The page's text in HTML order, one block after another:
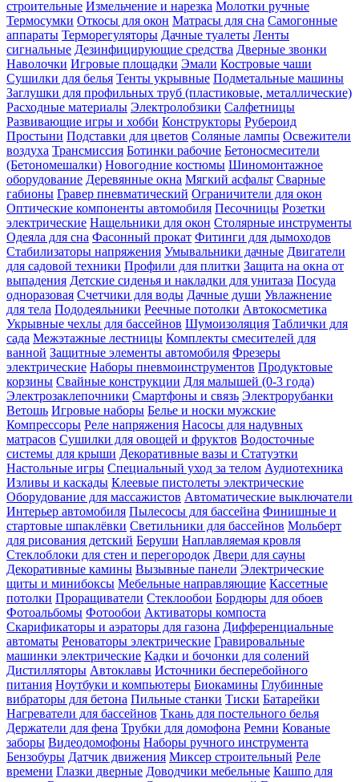
строительные Измельчение и нарезка Молотки ручные
Термосумки Откосы для окон Матрасы для сна Самогонные
аппараты Терморегуляторы Дачные туалеты Ленты
сигнальные Дезинфицирующие средства Дверные звонки
Наволочки Игровые площадки Эмали Костровые чаши
Сушилки для белья Тенты укрывные Подметальные машины
Заглушки для профильных труб (пластиковые, металлические)
Расходные материалы Электролобзики Салфетницы
Развивающие игры и хобби Конструкторы Рубероид
Простыни Подставки для цветов Соляные лампы Освежители
воздуха Трансмиссия Ботинки рабочие Бетоносмесители
(Бетономешалки) Новогодние костюмы Шиномонтажное
оборудование Деревянные окна Мягкий асфальт Сварные
габионы Гравер пневматический Ограничители для окон
Оптические компоненты автомобиля Песочницы Розетки
электрические Нащельники для окон Столярные инструменты
Одеяла для сна Фасонный прокат Фитинги для дымоходов
Стабилизаторы напряжения Умывальники дачные Двигатели
для садовой техники Профили для плитки Защита на окна от
выпадения Детские сиденья и накладки для унитаза Посуда
одноразовая Счетчики для воды Дачные души Увлажнение
для тела Пододеяльники Реечные потолки Автокосметика
Укрывные чехлы для бассейнов Шумоизоляция Таблички для
сада Межэтажные лестницы Комплекты смесителей для
ванной Защитные элементы автомобиля Фрезеры
электрические Наборы пневмоинструментов Продуктовые
корзины Свайные конструкции Для малышей (0-3 года)
Электрозаклепочники Смартфоны и связь Электрорубанки
Ветошь Игровые наборы Белье и носки мужские
Компрессоры Реле напряжения Насосы для надувных
матрасов Сушилки для овощей и фруктов Водосточные
системы для крыши Декоративные вазы и Статуэтки
Настольные игры Специальный уход за телом Аудиотехника
Изливы и каскады Клеевые пистолеты электрические
Оборудование для массажистов Автоматические выключатели
Интерьер автомобиля Пылесосы для бассейна Финишные и
стартовые шпаклёвки Светильники для бассейнов Мольберт
для рисования детский Беруши Наплавляемая кровля
Стеклоблоки для стен и перегородок Двери для сауны
Декоративные камины Вызывные панели Электрические
щиты и минибоксы Мебельные направляющие Кассетные
потолки Проращиватели Стеклообои Бордюры для обоев
Фотоальбомы Фотообои Активаторы компоста
Скарификаторы и аэраторы для газона Дифференциальные
автоматы Реноваторы электрические Гравировальные
машинки электрические Кадки и бочонки для солений
Дистилляторы Автоклавы Источники бесперебойного
питания Ноутбуки и компьютеры Биокамины Глубинные
вибраторы для бетона Пильные станки Тиски Батарейки
Нагреватели для бассейнов Ткань для постельного белья
Держатели для фена Трубки для домофона Ремни Кованые
заборы Видеодомофоны Наборы ручного инструмента
Бензобуры Датчик движения Миксер строительный Реле
времени Глазки дверные Доводчики мебельные Кашпо для